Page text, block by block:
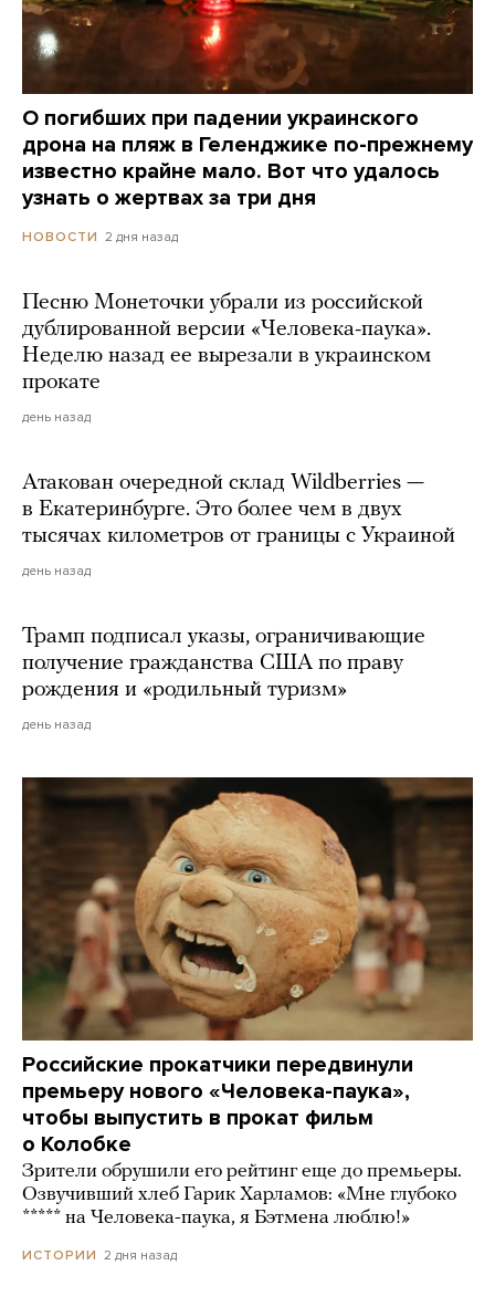
О погибших при падении украинского
дрона на пляж в Геленджике по-прежнему
известно крайне мало. Вот что удалось
узнать о жертвах за три дня
НОВОСТИ 2 дня назад
Песню Монеточки убрали из российской
дублированной версии «Человека-паука».
Неделю назад ее вырезали в украинском
прокате
день назад
Атакован очередной склад Wildberries —
в Екатеринбурге. Это более чем в двух
тысячах километров от границы с Украиной
день назад
Трамп подписал указы, ограничивающие
получение гражданства США по праву
рождения и «родильный туризм»
день назад
Российские прокатчики передвинули
премьеру нового «Человека-паука»,
чтобы выпустить в прокат фильм
о Колобке
Зрители обрушили его рейтинг еще до премьеры.
Озвучивший хлеб Гарик Харламов: «Мне глубоко
***** на Человека-паука, я Бэтмена люблю!»
ИСТОРИИ 2 дня назад